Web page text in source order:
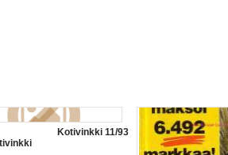
Kotivinkki 11/93